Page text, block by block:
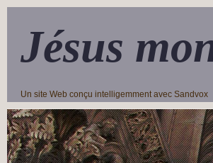
Jésus
Un site Web conçu intelligemment avec Sandvox